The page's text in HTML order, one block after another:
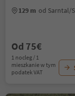
129 m od Sarntal/
Od 75€
1 nocleg / 1
mieszkanie w tym
podatek VAT